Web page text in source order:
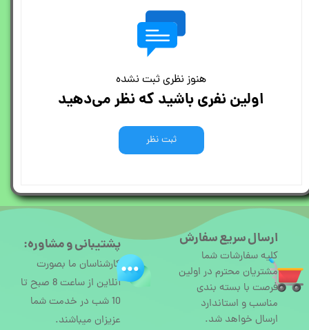
هنوز نظری ثبت نشده
اولین نفری باشید که نظر می‌دهید
ثبت نظر
ارسال سریع سفارش
کلیه سفارشات شما
مشتریان محترم در اولین
فرصت با بسته بندی
مناسب و استاندارد
ارسال خواهد شد.
پشتیبانی و مشاوره:
کارشناسان ما بصورت
آنلاین از ساعت 8 صبح تا
10 شب در خدمت شما
عزیزان میباشند.